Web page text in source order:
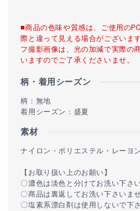
■商品の色味や質感は、ご使用の
際と違って見える場合がございま
フ撮影画像は、光の加減で実際の
いますのでご了承くださいませ。
柄・着用シーズン
柄：無地
着用シーズン：盛夏
素材
ナイロン・ポリエステル・レーヨン
【お取り扱い上のお願い】
〇濃色は淡色と分けてお洗い下さい
〇商品は裏返してお洗い下さいませ
〇塩素系漂白剤は使用しないで下